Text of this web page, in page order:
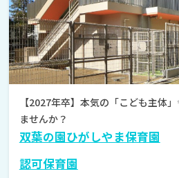
【2027年卒】本気の「こども主体
ませんか？
双葉の園ひがしやま保育園
認可保育園